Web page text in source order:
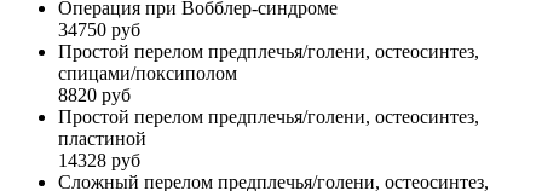
Операция при Вобблер-синдроме
34750 руб
Простой перелом предплечья/голени, остеосинтез,
спицами/поксиполом
8820 руб
Простой перелом предплечья/голени, остеосинтез,
пластиной
14328 руб
Сложный перелом предплечья/голени, остеосинтез,